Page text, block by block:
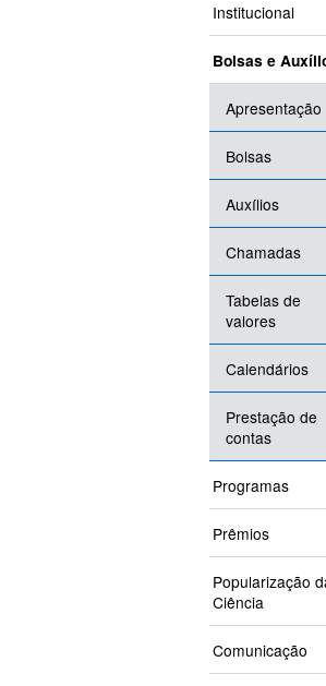
Institucional
Bolsas e
Apresentação
Bolsas
Auxílios
Chamadas
Tabelas de
valores
Calendários
Prestação de
contas
Programas
Prêmios
Popularização
Ciência
Comunicação